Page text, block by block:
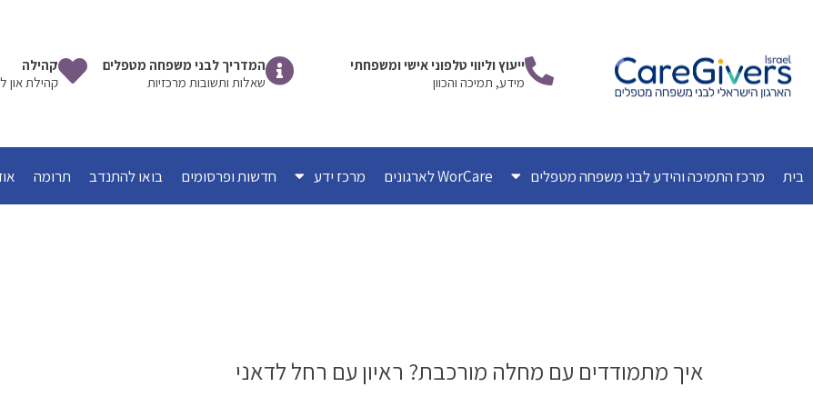
ייעוץ וליווי טלפוני אישי ומשפחתי
מידע, תמיכה והכוון
המדריך לבני משפחה מטפלים
שאלות ותשובות מרכזיות
קהילה
קהילת און
בית מרכז התמיכה והידע לבני משפחה מטפלים WorCare לארגונים מרכז ידע חדשות ופרסומים בואו להתנדב תרומה
איך מתמודדים עם מחלה מורכבת? ראיון עם רחל לדאני